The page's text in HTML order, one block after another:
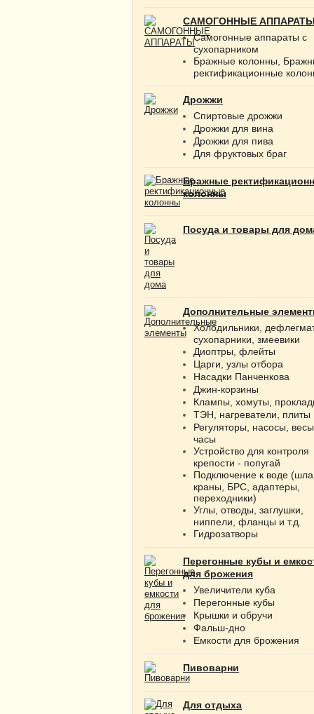
САМОГОННЫЕ АППАРАТЫ
Самогонные аппараты с
сухопарником
Бражные колонны,
ректификационные
Дрожжи
Спиртовые дрожжи
Дрожжи для вина
Дрожжи для пива
Для фруктовых браг
Бражные
колонны
Посуда и товары для
Дополнительные
Холодильники,
сухопарники, змеевики
Диоптры, флейты
Царги, узлы отбора
Насадки Панченкова
Джин-корзины
Клампы, хомуты,
ТЭН, нагреватели, плиты
Регуляторы, насосы, весы,
часы
Устройство для контроля
крепости - попугай
Подключение к воде
краны, БРС, адаптеры,
переходники)
Углы, отводы, заглушки,
ниппели, фланцы и т.д.
Гидрозатворы
Перегонные кубы и
для брожения
Увеличители куба
Перегонные кубы
Крышки и обручи
Фальш-дно
Емкости для брожения
Пивоварни
Для отдыха